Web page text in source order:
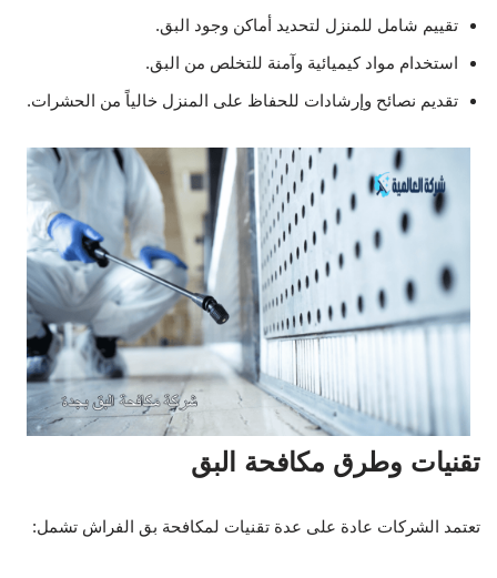
تقييم شامل للمنزل لتحديد أماكن وجود البق.
استخدام مواد كيميائية وآمنة للتخلص من البق.
تقديم نصائح وإرشادات للحفاظ على المنزل خالياً من الحشرات.
تقنيات وطرق مكافحة البق
تعتمد الشركات عادة على عدة تقنيات لمكافحة بق الفراش تشمل: